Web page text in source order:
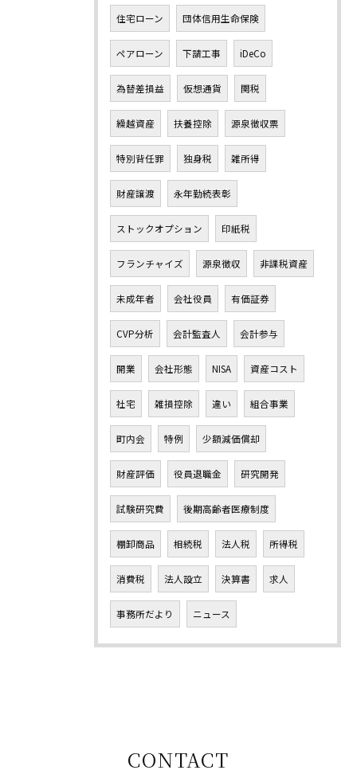
住宅ローン 団体信用生命保険
ペアローン 下請工事 iDeCo
為替差損益 仮想通貨 関税
繰越資産 扶養控除 源泉徴収票
特別背任罪 独身税 雑所得
財産譲渡 永年勤続表彰
ストックオプション 印紙税
フランチャイズ 源泉徴収 非課税資産
未成年者 会社役員 有価証券
CVP分析 会計監査人 会計参与
開業 会社形態 NISA 資産コスト
社宅 雑損控除 違い 組合事業
町内会 特例 少額減価償却
財産評価 役員退職金 研究開発
試験研究費 後期高齢者医療制度
棚卸商品 相続税 法人税 所得税
消費税 法人設立 決算書 求人
事務所だより ニュース
CONTACT